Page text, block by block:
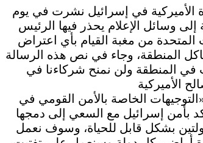
الأميركية في إسرائيل نشرت في يوم
وسائل الإعلام يحذر فيها الرئيس
المتحدة من مغبة القيام بأي اعتراض
المنطقة، وجاء في نص هذه الرسالة
في المنطقة ولن نمنح شركاءنا في
الخاصة بالأمن القومي في
بأمن إسرائيل مع السعي إلى دمجها
بشكل قابل للحياة، وسوف نعمل